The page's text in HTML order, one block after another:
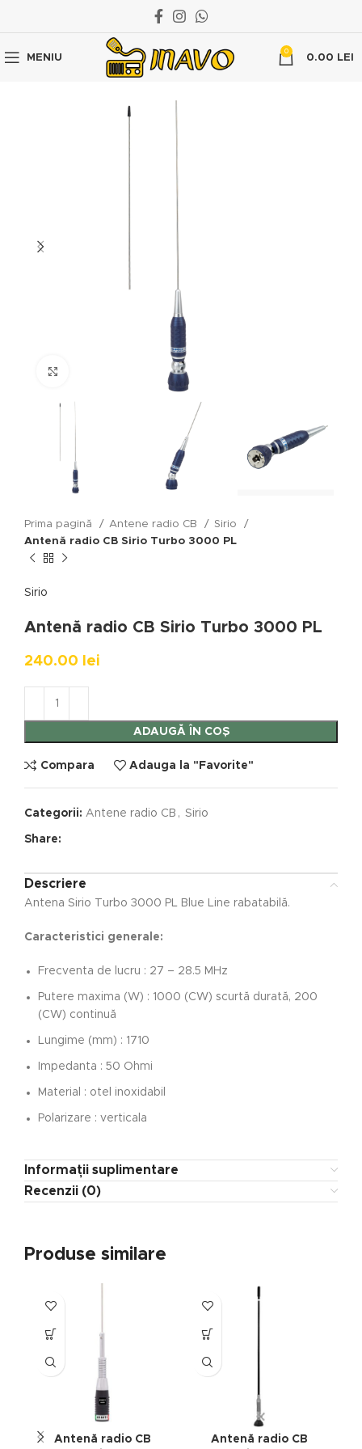
MENIU
0
0.00 LEI
Prima pagină Antene radio CB
Sirio
Antenă radio CB Sirio Turbo 3000 PL
Sirio
Antenă radio CB Sirio Turbo 3000 PL
240.00 lei
ADAUGĂ ÎN COȘ
Compara Adauga la "Favorite"
Categorii: Antene radio CB , Sirio
Share:
Descriere
Antena Sirio Turbo 3000 PL Blue Line rabatabilă.
Caracteristici generale:
Frecventa de lucru : 27 – 28.5 MHz
Putere maxima (W) : 1000 (CW) scurtă durată, 200
(CW) continuă
Lungime (mm) : 1710
Impedanta : 50 Ohmi
Material : otel inoxidabil
Polarizare : verticala
Informații suplimentare
Recenzii (0)
Produse similare
Antenă radio CB Antenă radio CB